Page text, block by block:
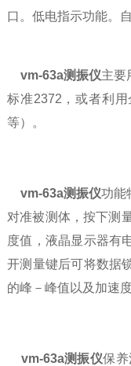
口。低电指示功能。
vm-63a测振仪主要
标准2372，或者利
等）。
vm-63a测振仪功能
对准被测体，按下测
度值，液晶显示器有
开测量键后可将数据
的峰－峰值以及加速
vm-63a测振仪保